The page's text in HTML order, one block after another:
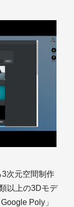
3次元空間制作
以上の3Dモデ
Poly」